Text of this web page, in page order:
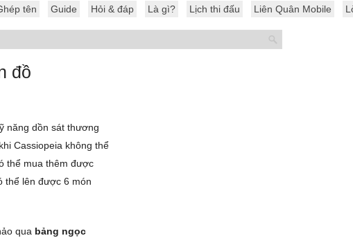
tên Guide Hỏi & đáp Là gì? Lịch thi đấu Liên Quân Mobile
đồ
năng dồn sát thương
Cassiopeia không thể
thể mua thêm được
thể lên được 6 món
qua bảng ngọc